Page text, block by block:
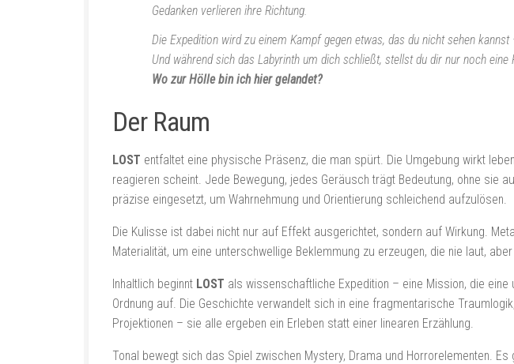
Gedanken verlieren ihre Richtung.
Die Expedition wird zu einem Kampf gegen etwas, das du nicht sehen
Und während sich das Labyrinth um dich schließt, stellst du dir nur noch eine
Wo zur Hölle bin ich hier gelandet?
Der Raum
LOST entfaltet eine physische Präsenz, die man spürt. Die Umgebung wirkt
reagieren scheint. Jede Bewegung, jedes Geräusch trägt Bedeutung, ohne sie
präzise eingesetzt, um Wahrnehmung und Orientierung schleichend aufzulösen.
Die Kulisse ist dabei nicht nur auf Effekt ausgerichtet, sondern auf Wirkung.
Materialität, um eine unterschwellige Beklemmung zu erzeugen, die nie laut,
Inhaltlich beginnt LOST als wissenschaftliche Expedition – eine Mission, die
Ordnung auf. Die Geschichte verwandelt sich in eine fragmentarische
Projektionen – sie alle ergeben ein Erleben statt einer linearen Erzählung.
Tonal bewegt sich das Spiel zwischen Mystery, Drama und Horrorelementen.